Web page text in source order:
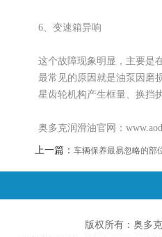
6、变速箱异响
这个故障现象明显，主要是
最常见的原因就是油泵因磨
星齿轮机构产生框量、换挡
奥多克润滑油官网：
上一篇： 车辆保养最易忽略的部
版权所有：奥多